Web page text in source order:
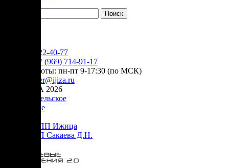
+7 (905) 222-40-77
+7 (969) 714-91-17
режим работы: пн-пт 9-17:30 (по МСК)
order@ijiza.ru
© ИЖИЦА 2026
Пользовательское
соглашение
Оферта НПП Ижица
Оферта ИП Сакаева Д.Н.